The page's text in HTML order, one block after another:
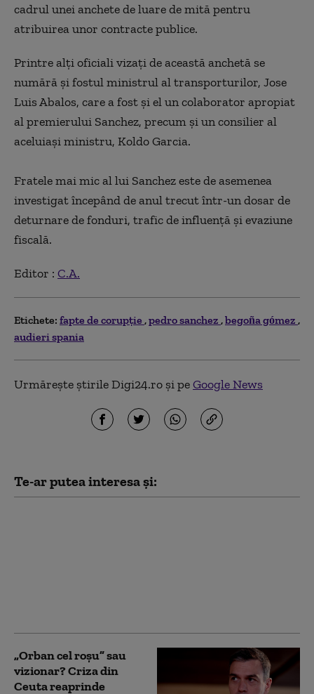
cadrul unei anchete de luare de mită pentru
atribuirea unor contracte publice.
Printre alţi oficiali vizaţi de această anchetă se
numără şi fostul ministrul al transporturilor, Jose
Luis Abalos, care a fost şi el un colaborator apropiat
al premierului Sanchez, precum şi un consilier al
aceluiaşi ministru, Koldo Garcia.
Fratele mai mic al lui Sanchez este de asemenea
investigat începând de anul trecut într-un dosar de
deturnare de fonduri, trafic de influenţă şi evaziune
fiscală.
Editor : C.A.
Etichete: fapte de corupţie pedro sanchez begoña gómez
audieri spania
Urmărește știrile Digi24.ro și peGoogle News
Te-ar putea interesa și:
„Orban cel roșu” sau
vizionar? Criza din
Ceuta reaprinde